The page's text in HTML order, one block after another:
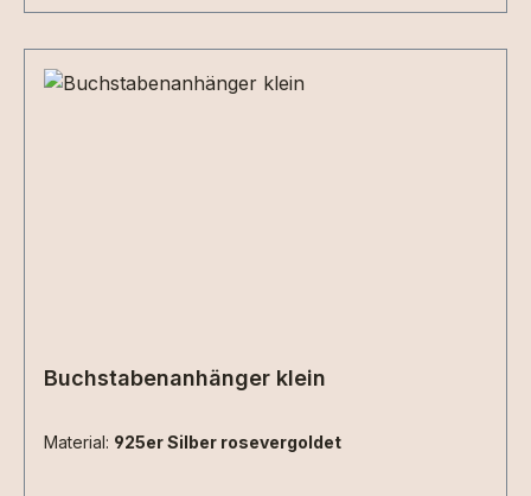
Buchstabenanhänger klein
Material: 925er Silber rosevergoldet